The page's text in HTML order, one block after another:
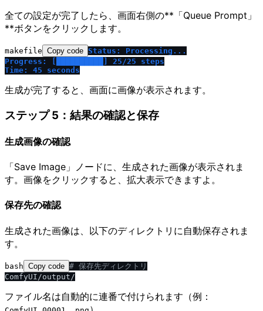
全ての設定が完了したら、画面右側の**「Queue Prompt」
**ボタンをクリックします。
makefile Copy code Status: Processing...
Progress: [██████████] 25 /25 steps
Time: 45 seconds
生成が完了すると、画面に画像が表示されます。
ステップ 5：結果の確認と保存
生成画像の確認
「Save Image」ノードに、生成された画像が表示されま
す。画像をクリックすると、拡大表示できますよ。
保存先の確認
生成された画像は、以下のディレクトリに自動保存されま
す。
bash Copy code # 保存先ディレクトリ
ファイル名は自動的に連番で付けられます（例：